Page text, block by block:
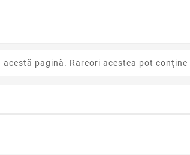
pagină. Rareori acestea pot